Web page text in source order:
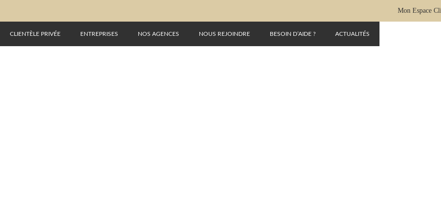
Mon Espace
CLIENTÈLE PRIVÉE ENTREPRISES NOS AGENCES NOUS REJOINDRE BESOIN D’AIDE ? ACTUALITÉS